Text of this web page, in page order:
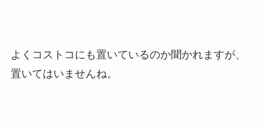
よくコストコにも置いているのか聞かれますが、
置いてはいませんね。